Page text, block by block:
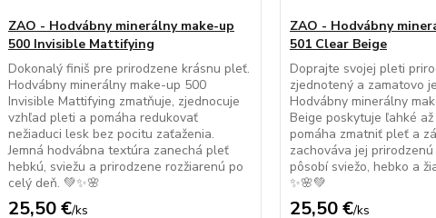
ZAO - Hodvábny minerálny make-up
500 Invisible Mattifying
Dokonalý finiš pre prirodzene krásnu pleť.
Hodvábny minerálny make-up 500
Invisible Mattifying zmatňuje, zjednocuje
vzhľad pleti a pomáha redukovať
nežiaduci lesk bez pocitu zaťaženia.
Jemná hodvábna textúra zanechá pleť
hebkú, sviežu a prirodzene rozžiarenú po
celý deň. 💚✨🌸
25,50 €/ks
ZAO - Hodvábny
501 Clear Beige
Doprajte svojej pleti
zjednotený a zamatovo
Hodvábny minerálny
Beige poskytuje ľahké
pomáha zmatniť pleť a
zachováva jej
pôsobí sviežo, hebko a
✨🌸💚
25,50 €/ks